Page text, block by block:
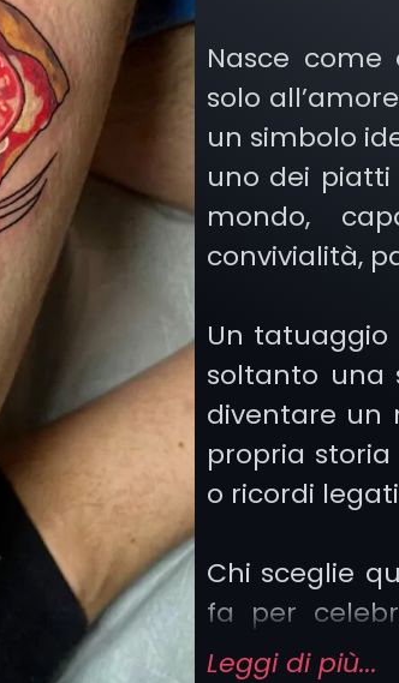
Nasce come
solo
un simbolo
uno dei
mondo,
convivialità,
Un tatuaggio
soltanto una
diventare un
propria
o ricordi
Chi sceglie
fa per
gioia di
Leggi di più...